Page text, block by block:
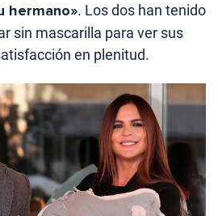
hermano». Los dos han tenido
sin mascarilla para ver sus
en plenitud.